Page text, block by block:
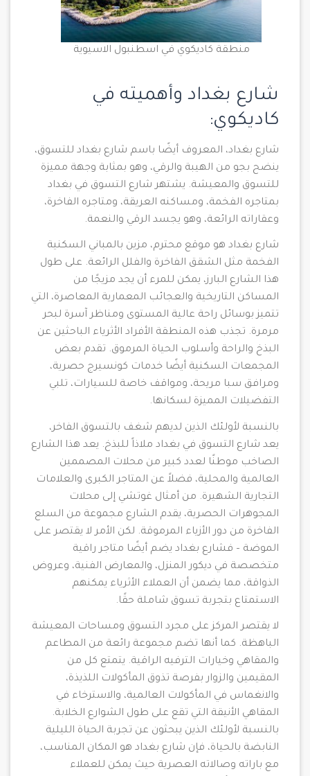
منطقة كاديكوي في اسطنبول الاسيوية
شارع بغداد وأهميته في
كاديكوي:
شارع بغداد، المعروف أيضًا باسم شارع بغداد للتسوق،
ينضح بجو من الهيبة والرقي، وهو بمثابة وجهة مميزة
للتسوق والمعيشة. يشتهر شارع التسوق في بغداد
بمتاجره الفخمة، ومساكنه العريقة، ومتاجره الفاخرة،
وعقاراته الرائعة، وهو يجسد الرقي والنعمة.
شارع بغداد هو موقع محترم، مزين بالمباني السكنية
الفخمة مثل الشقق الفاخرة والفلل الرائعة. على طول
هذا الشارع البارز، يمكن للمرء أن يجد مزيجًا من
المساكن التاريخية والعجائب المعمارية المعاصرة، التي
تتميز بوسائل راحة عالية المستوى ومناظر آسرة لبحر
مرمرة. تجذب هذه المنطقة الأفراد الأثرياء الباحثين عن
البذخ والراحة وأسلوب الحياة المرموق. تقدم بعض
المجمعات السكنية أيضًا خدمات كونسيرج حصرية،
ومرافق سبا مريحة، ومواقف خاصة للسيارات، تلبي
التفضيلات المميزة لسكانها.
بالنسبة لأولئك الذين لديهم شغف بالتسوق الفاخر،
يعد شارع التسوق في بغداد ملاذاً للبذخ. يعد هذا الشارع
الصاخب موطنًا لعدد كبير من محلات المصممين
العالمية والمحلية، فضلاً عن المتاجر الكبرى والعلامات
التجارية الشهيرة. من أمثال غوتشي إلى محلات
المجوهرات الحصرية، يقدم الشارع مجموعة من السلع
الفاخرة من دور الأزياء المرموقة. لكن الأمر لا يقتصر على
الموضة – فشارع بغداد يضم أيضًا متاجر راقية
متخصصة في ديكور المنزل، والمعارض الفنية، وعروض
الذواقة، مما يضمن أن العملاء الأثرياء يمكنهم
الاستمتاع بتجربة تسوق شاملة حقًا.
لا يقتصر المركز على مجرد التسوق ومساحات المعيشة
الباهظة. كما أنها تضم ​​​​مجموعة رائعة من المطاعم
والمقاهي وخيارات الترفيه الراقية. يتمتع كل من
المقيمين والزوار بفرصة تذوق المأكولات اللذيذة،
والانغماس في المأكولات العالمية، والاسترخاء في
المقاهي الأنيقة التي تقع على طول الشوارع الخلابة.
بالنسبة لأولئك الذين يبحثون عن تجربة الحياة الليلية
النابضة بالحياة، فإن شارع بغداد هو المكان المناسب،
مع باراته وصالاته العصرية حيث يمكن للعملاء